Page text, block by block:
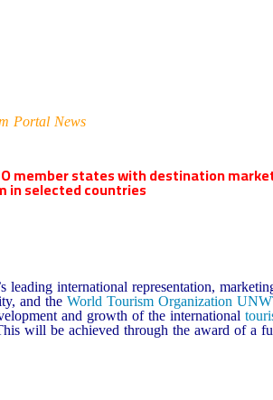
Portal News
member states with destination
in selected countries
international representation,
and theWorld Tourism Organization
and growth of the international
will be achieved through the award of a